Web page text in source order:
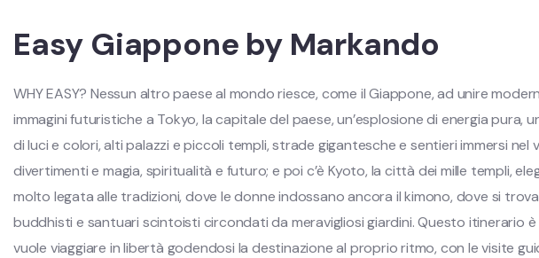
Easy Giappone by Markando
WHY EASY? Nessun altro paese al mondo riesce, come il Giappone, ad unire
immagini futuristiche a Tokyo, la capitale del paese, un’esplosione di energia pura,
di luci e colori, alti palazzi e piccoli templi, strade gigantesche e sentieri immersi nel
divertimenti e magia, spiritualità e futuro; e poi c’è Kyoto, la città dei mille templi,
molto legata alle tradizioni, dove le donne indossano ancora il kimono, dove si
buddhisti e santuari scintoisti circondati da meravigliosi giardini. Questo itinerario
vuole viaggiare in libertà godendosi la destinazione al proprio ritmo, con le visite